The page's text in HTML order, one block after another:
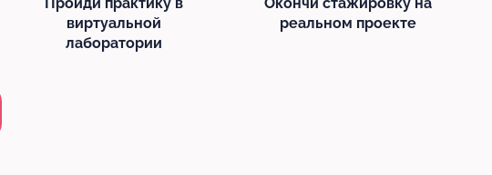
виртуальной
лаборатории
реальном проекте